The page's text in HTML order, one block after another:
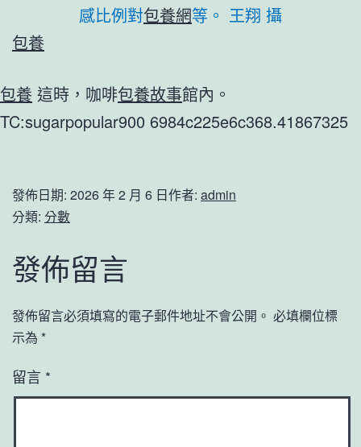
感比例對包養網等。 王翔 攝
包養
包養 這時，咖啡包養故事館內。
TC:sugarpopular900 6984c225e6c368.41867325
發佈日期: 2026 年 2 月 6 日作者: admin
分類: 分數
發佈留言
發佈留言必須填寫的電子郵件地址不會公開。 必填欄位標
示為 *
留言 *